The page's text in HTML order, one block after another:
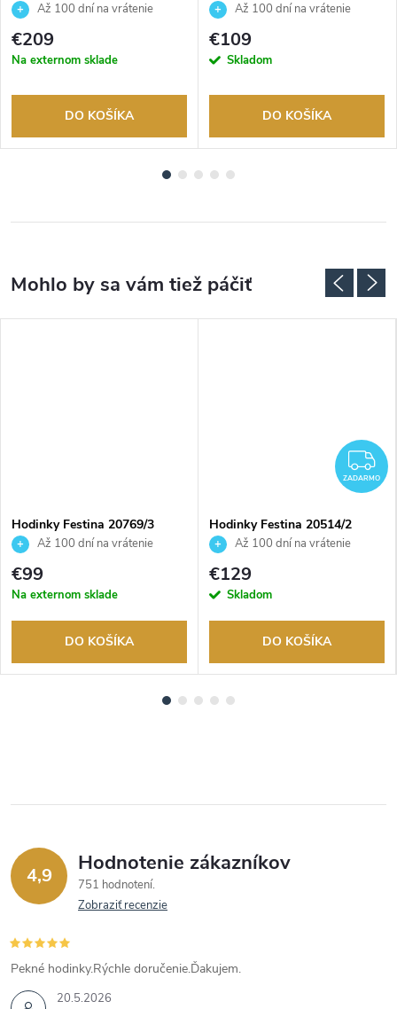
Až 100 dní na vrátenie
tovaru. Autorizovaný predajca.
€209
Na externom sklade
DO KOŠÍKA
Až 100 dní na vrátenie
tovaru. Autorizovaný predajca.
€109
Skladom
DO KOŠÍKA
Hodinky Festina 20769/3
Až 100 dní na vrátenie
tovaru. Autorizovaný predajca.
€99
Na externom sklade
DO KOŠÍKA
ZADARMO
Hodinky Festina 20514/2
Až 100 dní na vrátenie
tovaru. Autorizovaný predajca.
€129
Skladom
DO KOŠÍKA
4,9 Hodnotenie zákazníkov
751 hodnotení
Zobraziť recenzie
20.5.2026
Pekné hodinky.Rýchle doručenie.Ďakujem.